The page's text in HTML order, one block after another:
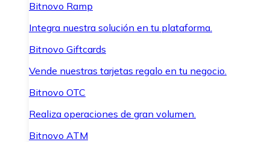
Bitnovo Ramp
Integra nuestra solución en tu plataforma.
Bitnovo Giftcards
Vende nuestras tarjetas regalo en tu negocio.
Bitnovo OTC
Realiza operaciones de gran volumen.
Bitnovo ATM